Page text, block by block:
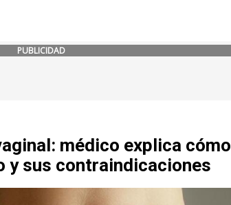
PUBLICIDAD
médico explica cómo
y sus contraindicaciones